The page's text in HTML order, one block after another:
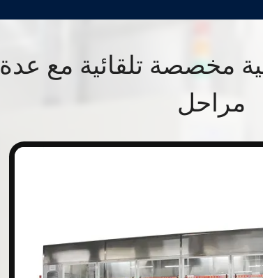
مخصصة تلقائية مع عدة
مراحل